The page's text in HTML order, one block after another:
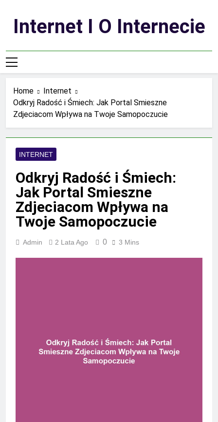
contentInternet I O Internecie
Home
Internet
Odkryj Radość i Śmiech: Jak Portal Smieszne
Zdjeciacom Wpływa na Twoje Samopoczucie
INTERNET
Odkryj Radość i Śmiech:
Jak Portal Smieszne
Zdjeciacom Wpływa na
Twoje Samopoczucie
Admin 2 Lata Ago 0 3 Mins